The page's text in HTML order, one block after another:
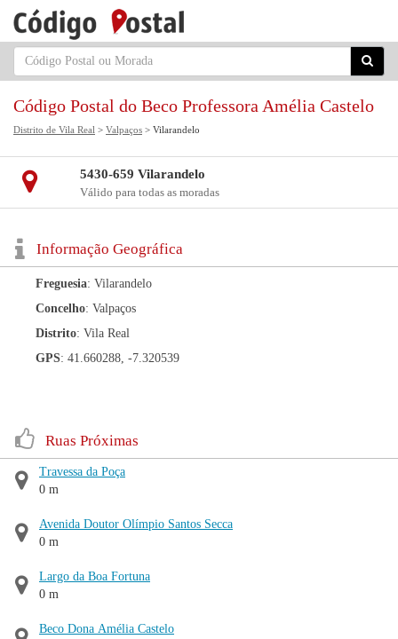
Código Postal do Beco Professora Amélia Castelo
Distrito de Vila Real > Valpaços > Vilarandelo
5430-659 Vilarandelo
Válido para todas as moradas
Informação Geográfica
Freguesia: Vilarandelo
Concelho: Valpaços
Distrito: Vila Real
GPS: 41.660288, -7.320539
Ruas Próximas
Travessa da Poça
0 m
Avenida Doutor Olímpio Santos Secca
0 m
Largo da Boa Fortuna
0 m
Beco Dona Amélia Castelo